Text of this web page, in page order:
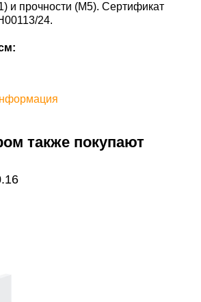
и прочности (М5). Сертификат
24.
также покупают